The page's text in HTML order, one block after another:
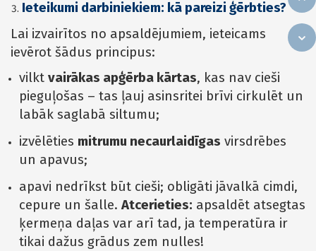
Ieteikumi darbiniekiem: kā pareizi ģērbties?
Lai izvairītos no apsaldējumiem, ieteicams
ievērot šādus principus:
vilkt vairākas apģērba kārtas, kas nav cieši
pieguļošas – tas ļauj asinsritei brīvi cirkulēt un
labāk saglabā siltumu;
izvēlēties mitrumu necaurlaidīgas virsdrēbes
un apavus;
apavi nedrīkst būt cieši; obligāti jāvalkā cimdi,
cepure un šalle. Atcerieties: apsaldēt atsegtas
ķermeņa daļas var arī tad, ja temperatūra ir
tikai dažus grādus zem nulles!